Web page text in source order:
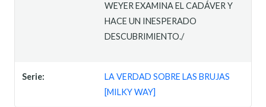
WEYER EXAMINA EL CADÁVER Y
HACE UN INESPERADO
DESCUBRIMIENTO./
Serie:
LA VERDAD SOBRE LAS BRUJAS
[MILKY WAY]